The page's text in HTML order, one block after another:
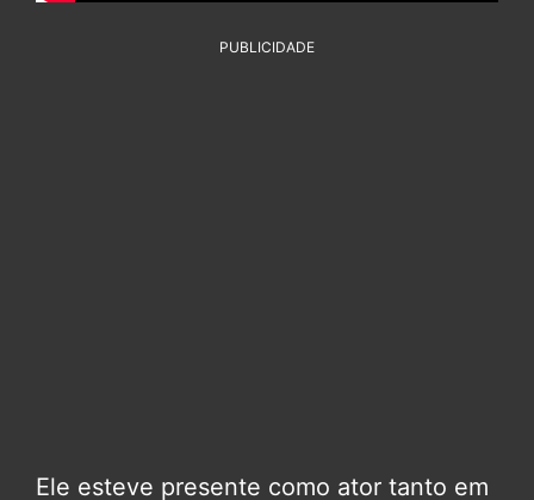
PUBLICIDADE
Ele esteve presente como ator tanto em